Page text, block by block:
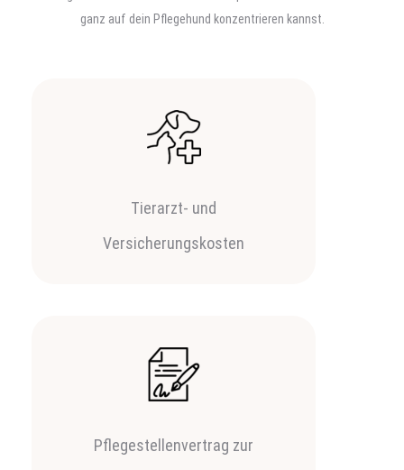
ganz auf dein Pflegehund konzentrieren kannst.
Tierarzt- und
Versicherungskosten
Pflegestellenvertrag zur